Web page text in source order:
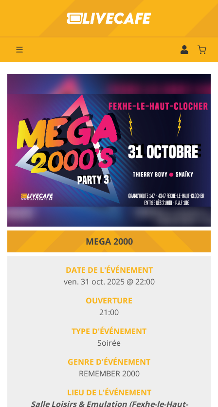
MEGA 2000
DATE DE L'ÉVÉNEMENT
ven. 31 oct. 2025 @ 22:00
OUVERTURE
21:00
TYPE D'ÉVÉNEMENT
Soirée
GENRE D'ÉVÉNEMENT
REMEMBER 2000
LIEU DE L'ÉVÉNEMENT
Salle Loisirs & Emulation (Fexhe-le-Haut-